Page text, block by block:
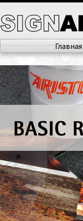
Главная